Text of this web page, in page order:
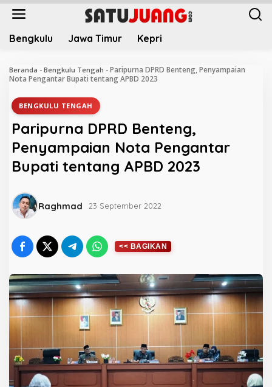
L
Bengkulu Jawa Timur Kepri
Beranda - Bengkulu Tengah - Paripurna DPRD Benteng, Penyampaian
Nota Pengantar Bupati tentang APBD 2023
BENGKULU TENGAH
Paripurna DPRD Benteng,
Penyampaian Nota Pengantar
Bupati tentang APBD 2023
Raghmad 23 September 2022